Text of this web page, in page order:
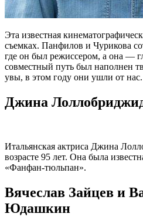
Эта известная
съемках. Панфилов и Чурикова
где он был режиссером, а она —
совместный путь был наполнен
увы, в этом году они ушли от нас.
Джина
Итальянская актриса Джина
возрасте 95 лет. Она была
«Фанфан-тюльпан».
Вячеслав Зайцев и
Юдашкин